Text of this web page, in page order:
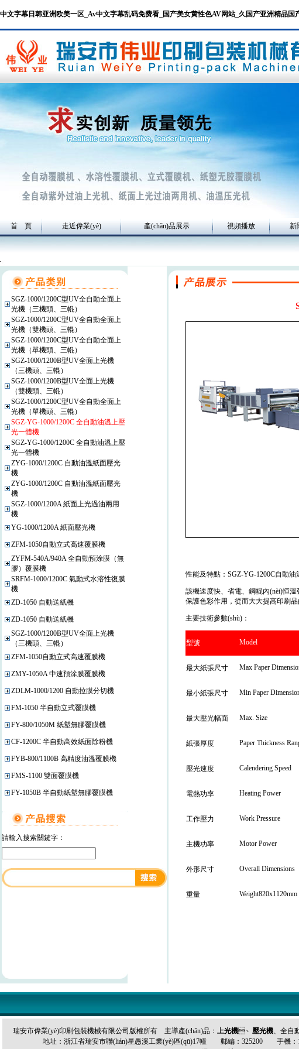
中文字幕日韩亚洲欧美一区_Av中文字幕乱码免费看_国产美女黄性色AV网站_久国产亚洲精品国
首 頁 走近偉業(yè) 產(chǎn)品展示 視頻播放 新
SGZ-1000/1200C型UV全自動全面上
光機（三機頭、三輥）
SGZ-1000/1200C型UV全自動全面上
光機（雙機頭、三輥）
SGZ-1000/1200C型UV全自動全面上
光機（單機頭、三輥）
SGZ-1000/1200B型UV全面上光機
（三機頭、三輥）
SGZ-1000/1200B型UV全面上光機
（雙機頭、三輥）
SGZ-1000/1200C型UV全自動全面上
光機（單機頭、三輥）
SGZ-YG-1000/1200C 全自動油溫上壓
光一體機
SGZ-YG-1000/1200C 全自動油溫上壓
光一體機
ZYG-1000/1200C 自動油溫紙面壓光
機
ZYG-1000/1200C 自動油溫紙面壓光
機
SGZ-1000/1200A 紙面上光過油兩用
機
YG-1000/1200A 紙面壓光機
ZFM-1050自動立式高速覆膜機
ZYFM-540A/940A 全自動預涂膜（無
膠）覆膜機
SRFM-1000/1200C 氣動式水溶性復膜
機
ZD-1050 自動送紙機
ZD-1050 自動送紙機
SGZ-1000/1200B型UV全面上光機
（三機頭、三輥）
ZFM-1050自動立式高速覆膜機
ZMY-1050A 中速預涂膜覆膜機
ZDLM-1000/1200 自動拉膜分切機
FM-1050 半自動立式覆膜機
FY-800/1050M 紙塑無膠覆膜機
CF-1200C 半自動高效紙面除粉機
FYB-800/1100B 高精度油溫覆膜機
FMS-1100 雙面覆膜機
FY-1050B 半自動紙塑無膠覆膜機
請輸入搜索關鍵字：
性能及特點：SGZ-YG-1200C自動油
該機速度快、省電、鋼輥內(nèi)恒
保護色彩作用，從而大大提高印刷品
主要技術參數(shù)：
型號 Model
最大紙張尺寸 Max Paper
最小紙張尺寸 Min Paper
最大壓光幅面 Max. Size
紙張厚度 Paper Thickness
壓光速度 Calendering Speed
電熱功率 Heating Power
工作壓力 Work Pressure
主機功率 Motor Power
外形尺寸 Overall Dimensions
重量 Weight820x1120mm
瑞安市偉業(yè)印刷包裝機械有限公司版權所有 主導產(chǎn)品： 上光機、 壓光機、全自
地址：浙江省瑞安市聯(lián)星愚溪工業(yè)區(qū)17幢 郵編：325200 手